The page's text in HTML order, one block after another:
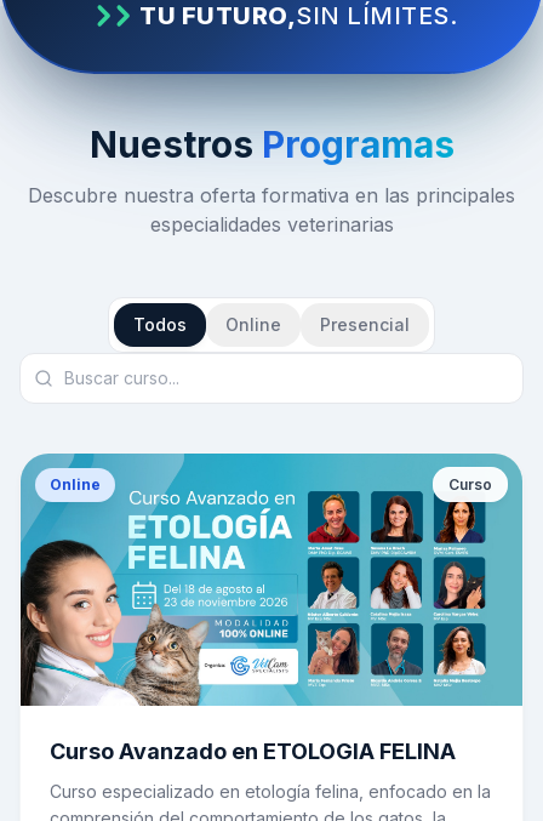
TU FUTURO,SIN LÍMITES.
Nuestros Programas
Descubre nuestra oferta formativa en las principales
especialidades veterinarias
Todos Online Presencial
Online Curso
Curso Avanzado en ETOLOGIA FELINA
Curso especializado en etología felina, enfocado en la